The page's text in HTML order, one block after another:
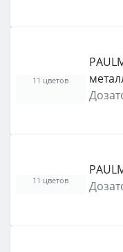
11 цветов
11 цветов